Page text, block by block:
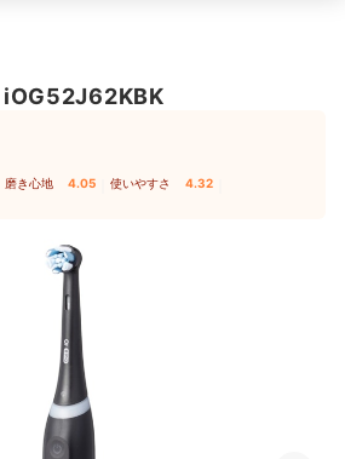
iOG52J62KBK
磨き心地 4.05 使いやすさ 4.32